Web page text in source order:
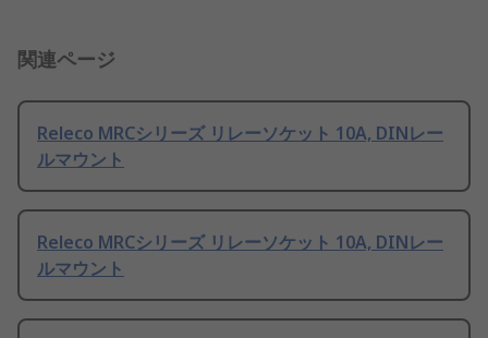
関連ページ
Releco MRCシリーズ リレーソケット 10A, DINレー
ルマウント
Releco MRCシリーズ リレーソケット 10A, DINレー
ルマウント